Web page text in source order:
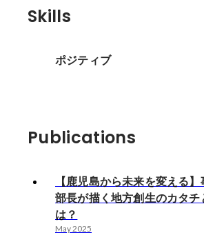
Skills
ポジティブ
Publications
【鹿児島から未来を変える
部長が描く地方創生のカタチ
は？
May 2025